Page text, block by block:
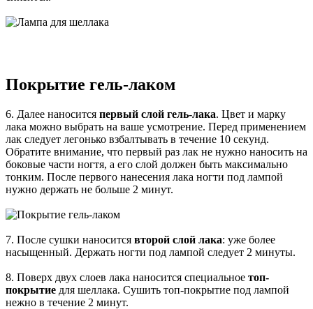
Покрытие гель-лаком
6. Далее наносится первый слой гель-лака. Цвет и марку
лака можно выбрать на ваше усмотрение. Перед применением
лак следует легонько взбалтывать в течение 10 секунд.
Обратите внимание, что первый раз лак не нужно наносить на
боковые части ногтя, а его слой должен быть максимально
тонким. После первого нанесения лака ногти под лампой
нужно держать не больше 2 минут.
7. После сушки наносится второй слой лака: уже более
насыщенный. Держать ногти под лампой следует 2 минуты.
8. Поверх двух слоев лака наносится специальное топ-
покрытие для шеллака. Сушить топ-покрытие под лампой
нежно в течение 2 минут.